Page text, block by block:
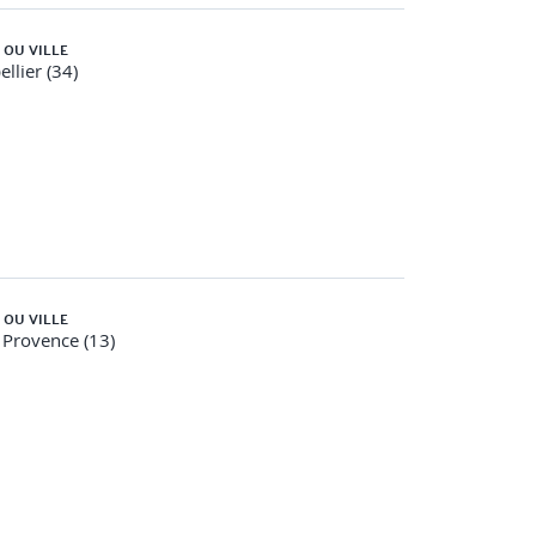
deux valeurs.
Vous utilisez l’opérateur [], les pointeurs
OU VILLE
(34)
OU VILLE
(13)